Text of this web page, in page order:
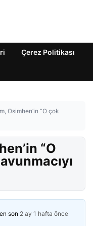
Çerez Politikası
Osimhen’in “O çok
“O
son 2 ay 1 hafta önce